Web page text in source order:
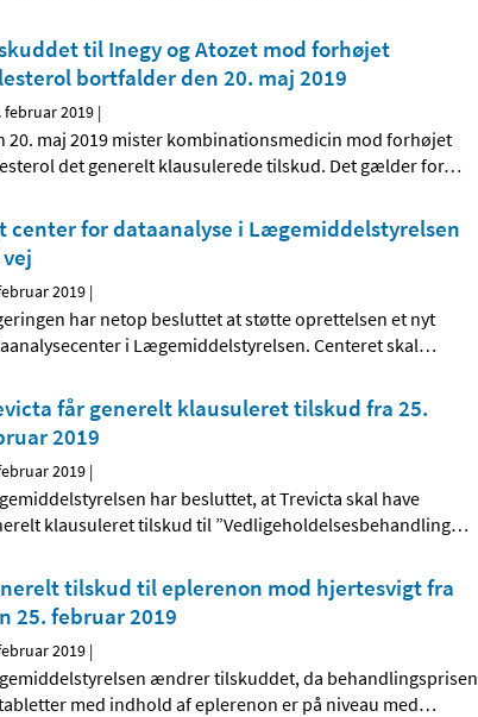
til Inegy og Atozet mod forhøjet
bortfalder den 20. maj 2019
februar 2019 |
20. maj 2019 mister kombinationsmedicin mod forhøjet
det generelt klausulerede tilskud. Det gælder for…
center for dataanalyse i Lægemiddelstyrelsen
2019 |
har netop besluttet at støtte oprettelsen et nyt
i Lægemiddelstyrelsen. Centeret skal…
får generelt klausuleret tilskud fra 25.
2019
2019 |
har besluttet, at Trevicta skal have
klausuleret tilskud til ”Vedligeholdelsesbehandling…
tilskud til eplerenon mod hjertesvigt fra
25. februar 2019
2019 |
ændrer tilskuddet, da behandlingsprisen
med indhold af eplerenon er på niveau med…